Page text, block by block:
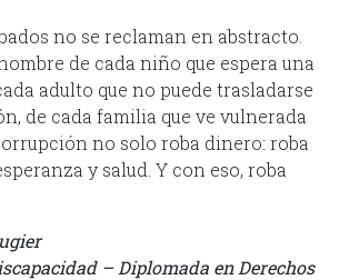
no se reclaman en abstracto.
de cada niño que espera una
adulto que no puede trasladarse
de cada familia que ve vulnerada
no solo roba dinero: roba
y salud. Y con eso, roba
– Diplomada en Derechos